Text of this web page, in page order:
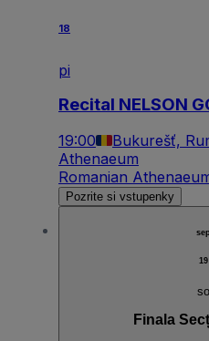
18
pi
Recital NELSON
19:00 Bukurešť,
Athenaeum
Romanian
Pozrite si vstupenky
sep
19
so
Finala